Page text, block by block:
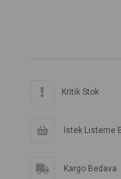
Kritik Stok
İstek Listeme
Kargo Bedava